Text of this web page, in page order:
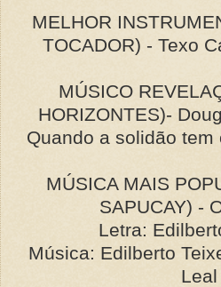
MELHOR
TOCADOR) - Texo
MÚSICO
HORIZONTES)-
Quando a solidão
MÚSICA MAIS
SAPUCAY) -
Letra:
Música: Edilberto
Leal